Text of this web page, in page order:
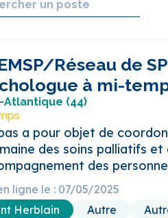
Herblain Autre
Réseau de
à mi-
Atlantique (44)
a pour objet de
des soins palliatifs et
des
ligne le : 07/05/2025